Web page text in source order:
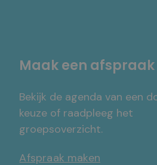
Maak een afspraak
Bekijk de agenda van een
keuze of raadpleeg het
groepsoverzicht.
Afspraak maken